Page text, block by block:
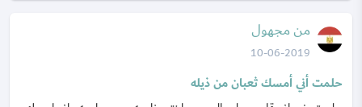
من مجهول
10-06-2019
حلمت أني أمسك ثعبان من ذيله